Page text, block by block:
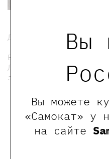
Вы
Вы можете
«Самокат» у
на сайте
Для детей и
Билет нужен только
Для участников
заглавные книги 20%.